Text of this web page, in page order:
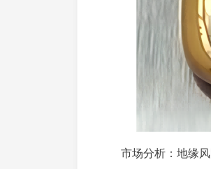
市场分析：地缘风